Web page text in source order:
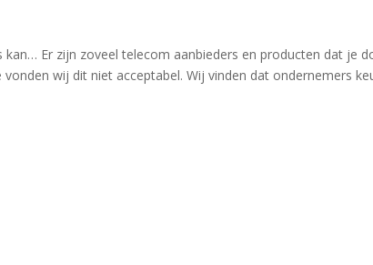
Er zijn zoveel telecom aanbieders en producten dat je
wij dit niet acceptabel. Wij vinden dat ondernemers